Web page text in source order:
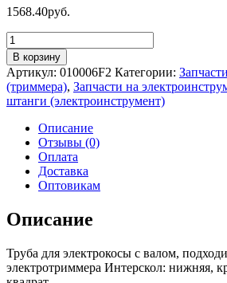
1568.40руб.
Количество
товара
Труба
для
электрокосы
с
валом,
подходит
электротриммера
Интерскол:
нижняя,
кривая,
Ø
мм,
квадрат
В корзину
Артикул: 010006F2 Категории:
(триммера), Запчасти на
штанги (электроинструмент)
Описание
Отзывы (0)
Оплата
Доставка
Оптовикам
Описание
Труба для электрокосы с валом,
электротриммера Интерскол: нижняя,